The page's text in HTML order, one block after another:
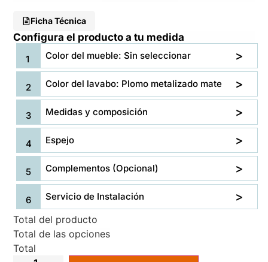
Ficha Técnica
Configura el producto a tu medida
Color del mueble: Sin seleccionar
Color del lavabo: Plomo metalizado mate
Medidas y composición
Espejo
Complementos (Opcional)
Servicio de Instalación
Total del producto
Total de las opciones
Total